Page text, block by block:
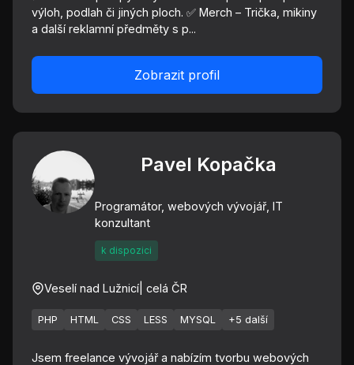
výloh, podlah či jiných ploch. ✅ Merch – Trička, mikiny
a další reklamní předměty s p...
Zobrazit profil
Pavel Kopačka
Programátor, webových vývojář, IT
konzultant
k dispozici
Veselí nad Lužnicí | celá ČR
PHP HTML CSS LESS MYSQL +5 další
Jsem freelance vývojář a nabízím tvorbu webových